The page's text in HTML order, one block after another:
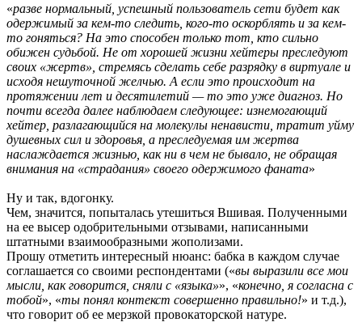
«разве нормальный, успешный пользователь сети будет как
одержимый за кем-то следить, кого-то оскорблять и за кем-
то гоняться? На это способен только тот, кто сильно
обижен судьбой. Не от хорошей жизни хейтеры преследуют
своих «жертв», стремясь сделать себе разрядку в виртуале и
исходя нешуточной желчью. А если это происходит на
протяжении лет и десятилетий — то это уже диагноз. Но
почти всегда далее наблюдаем следующее: изнемогающий
хейтер, разлагающийся на молекулы ненависти, тратит уйму
душевных сил и здоровья, а преследуемая им жертва
наслаждается жизнью, как ни в чем не бывало, не обращая
внимания на «страдания» своего одержимого фаната»
Ну и так, вдогонку.
Чем, значится, попыталась утешиться Вшивая. Полученными
на ее высер одобрительными отзывами, написанными
штатными взаимообразными жополизами.
Прошу отметить интересный нюанс: бабка в каждом случае
соглашается со своими респондентами («вы выразили все мои
мысли, как говорится, сняли с «языка»», «конечно, я согласна с
тобой», «ты понял контекст совершенно правильно!» и т.д.),
что говорит об ее мерзкой провокаторской натуре.